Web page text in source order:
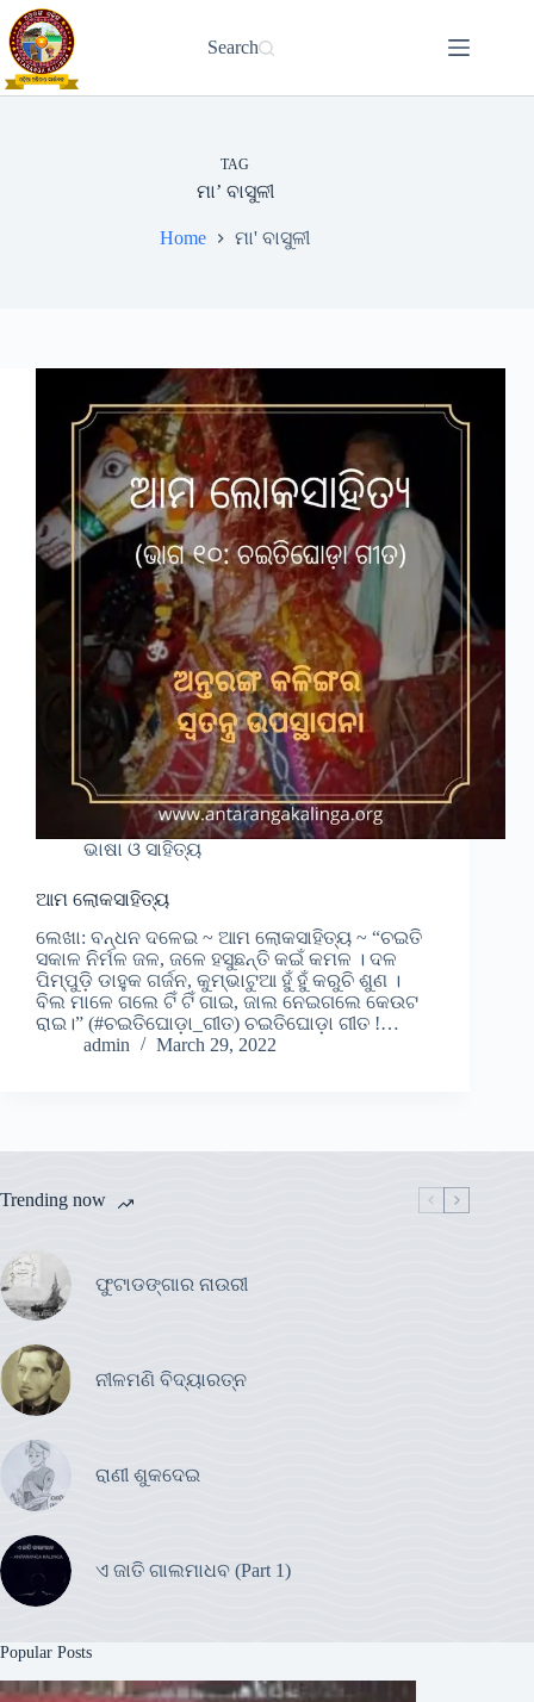
Skip
to
content
Search
TAG
ମା’ ବାସୁଳୀ
Home ମା' ବାସୁଳୀ
ଭାଷା ଓ ସାହିତ୍ୟ
ଆମ ଲୋକସାହିତ୍ୟ
ଲେଖା: ବନ୍ଧନ ଦଳେଇ ~ ଆମ ଲୋକସାହିତ୍ୟ ~ “ଚଇତି
ସକାଳ ନିର୍ମଳ ଜଳ, ଜଳେ ହସୁଛନ୍ତି କଇଁ କମଳ । ଦଳ
ପିମ୍ପୁଡ଼ି ଡାହୁକ ଗର୍ଜନ, କୁମ୍ଭାଟୁଆ ହୁଁ ହୁଁ କରୁଚି ଶୁଣ ।
ବିଲ ମାଳେ ଗଲେ ଟିଁ ଟିଁ ଗାଇ, ଜାଲ ନେଇଗଲେ କେଉଟ
ରାଇ।” (#ଚଇତିଘୋଡ଼ା_ଗୀତ) ଚଇତିଘୋଡ଼ା ଗୀତ !…
admin
March 29, 2022
Trending now
ଫୁଟାଡଙ୍ଗାର ନାଉରୀ
ନୀଳମଣି ବିଦ୍ୟାରତ୍ନ
ରାଣୀ ଶୁକଦେଇ
ଏ ଜାତି ଗାଲମାଧବ (Part 1)
Popular Posts